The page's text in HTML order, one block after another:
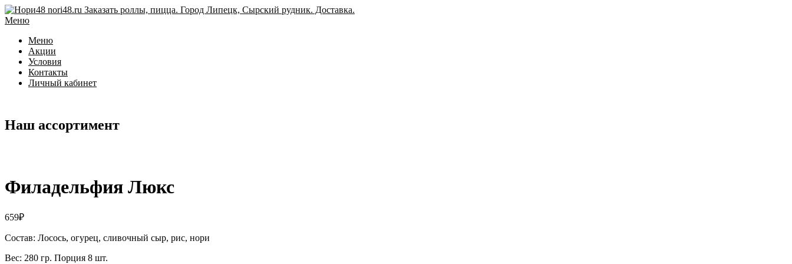
Перейти
к
Меню
Меню
Акции
Условия
Контакты
Личный кабинет
Наш ассортимент
Филадельфия Люкс
659₽
Состав: Лосось, огурец, сливочный сыр, рис, нори
Вес: 280 гр. Порция 8 шт.